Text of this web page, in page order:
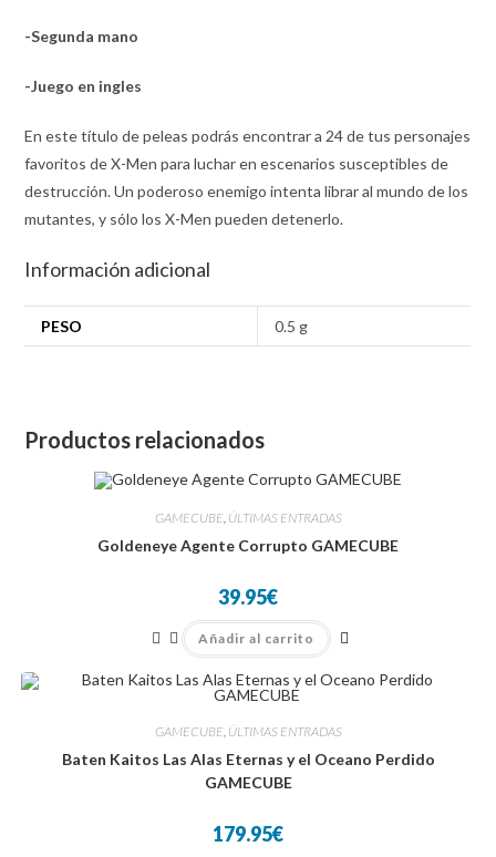
-Segunda mano
-Juego en ingles
En este título de peleas podrás encontrar a 24 de tus personajes
favoritos de X-Men para luchar en escenarios susceptibles de
destrucción. Un poderoso enemigo intenta librar al mundo de los
mutantes, y sólo los X-Men pueden detenerlo.
Información adicional
PESO 0.5 g
Productos relacionados
GAMECUBE, ÚLTIMAS ENTRADAS
Goldeneye Agente Corrupto GAMECUBE
39.95€
Añadir al carrito
GAMECUBE, ÚLTIMAS ENTRADAS
Baten Kaitos Las Alas Eternas y el Oceano Perdido
GAMECUBE
179.95€